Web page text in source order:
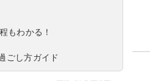
もわかる！
ごし方ガイド